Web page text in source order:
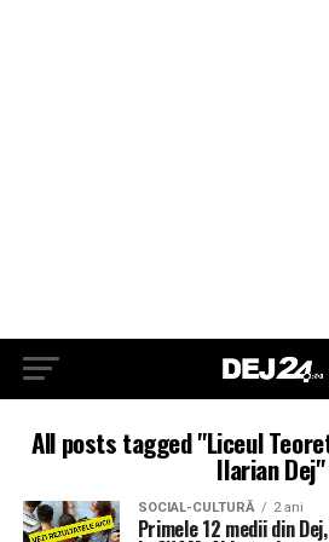
All posts tagged "Liceul
Ilarian Dej"
SOCIAL-CULTURĂ 2 ani
Primele 12 medii din